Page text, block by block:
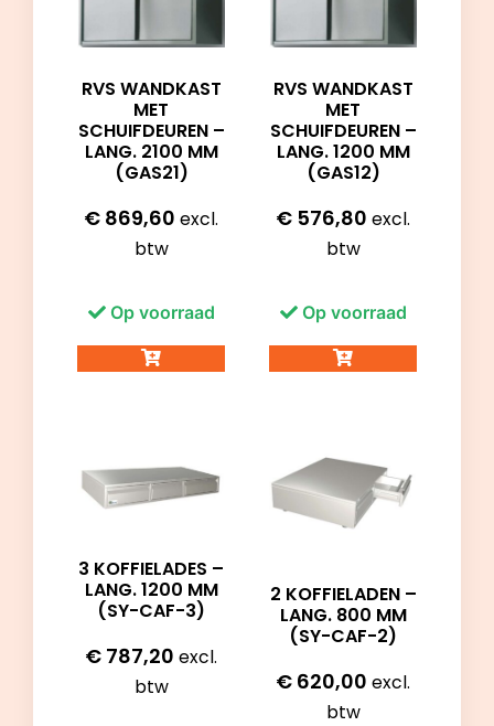
RVS WANDKAST
MET
SCHUIFDEUREN –
LANG. 2100 MM
(GAS21)
€ 869,60 excl.
btw
Op voorraad
RVS WANDKAST
MET
SCHUIFDEUREN –
LANG. 1200 MM
(GAS12)
€ 576,80 excl.
btw
Op voorraad
3 KOFFIELADES –
LANG. 1200 MM
(SY-CAF-3)
€ 787,20 excl.
btw
2 KOFFIELADEN –
LANG. 800 MM
(SY-CAF-2)
€ 620,00 excl.
btw